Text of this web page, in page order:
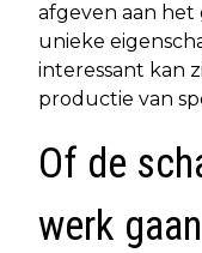
afgeven aan het
unieke
interessant kan
productie van
Of de
werk